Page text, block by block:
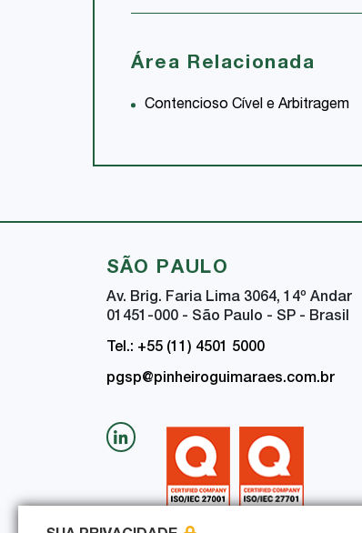
Área Relacionada
Contencioso Cível e Arbitragem
SÃO PAULO
Av. Brig. Faria Lima 3064, 14º Andar
01451-000 - São Paulo - SP - Brasil
Tel.: +55 (11) 4501 5000
pgsp@pinheiroguimaraes.com.br